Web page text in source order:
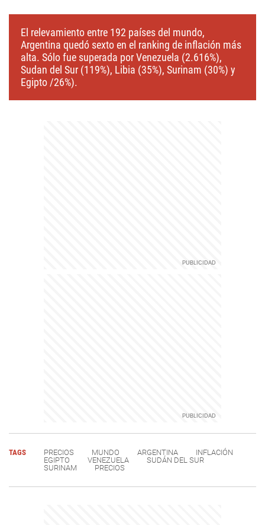
El relevamiento entre 192 países del mundo,
Argentina quedó sexto en el ranking de inflación más
alta. Sólo fue superada por Venezuela (2.616%),
Sudan del Sur (119%), Libia (35%), Surinam (30%) y
Egipto /26%).
TAGS PRECIOS MUNDO ARGENTINA
INFLACIÓN
EGIPTO
VENEZUELA
SUDÁN DEL SUR
SURINAM
PRECIOS